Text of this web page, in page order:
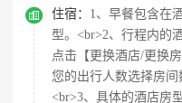
 住宿： 1、早餐包含在
型。<br>2、行程内的
点击【更换酒店/更换
您的出行人数选择房
<br>3、具体的酒店房